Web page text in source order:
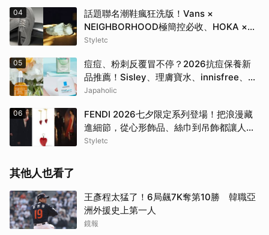
04
話題聯名潮鞋瘋狂洗版！Vans ×
NEIGHBORHOOD極簡控必收、HOKA ×
BEAMS根本穿上腳的藝術品
Styletc
05
痘痘、粉刺反覆冒不停？2026抗痘保養新
品推薦！Sisley、理膚寶水、innisfree、
Bifesta 4大爆款一次看
Japaholic
06
FENDI 2026七夕限定系列登場！把浪漫藏
進細節，從心形飾品、絲巾到吊飾都讓人一
眼心動
Styletc
其他人也看了
王彥程太猛了！6局飆7K奪第10勝 韓職亞
洲外援史上第一人
鏡報